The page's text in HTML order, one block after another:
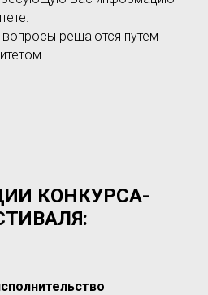
решаются путем
КОНКУРСА-